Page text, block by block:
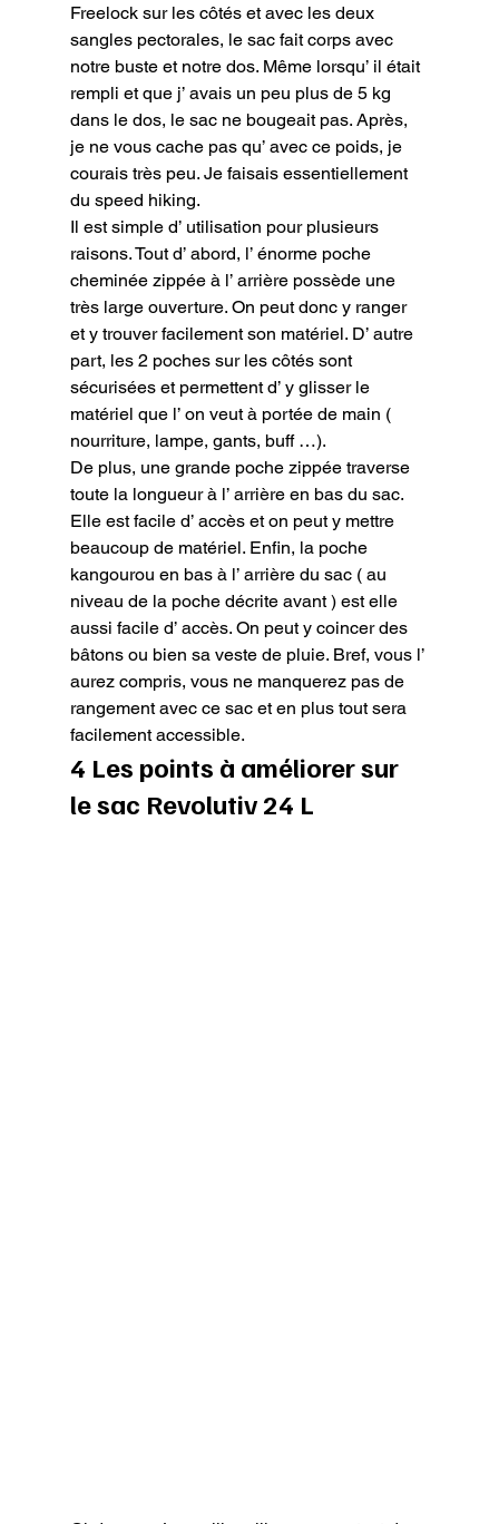
Freelock sur les côtés et avec les deux
sangles pectorales, le sac fait corps avec
notre buste et notre dos. Même lorsqu’ il était
rempli et que j’ avais un peu plus de 5 kg
dans le dos, le sac ne bougeait pas. Après,
je ne vous cache pas qu’ avec ce poids, je
courais très peu. Je faisais essentiellement
du speed hiking.
Il est simple d’ utilisation pour plusieurs
raisons. Tout d’ abord, l’ énorme poche
cheminée zippée à l’ arrière possède une
très large ouverture. On peut donc y ranger
et y trouver facilement son matériel. D’ autre
part, les 2 poches sur les côtés sont
sécurisées et permettent d’ y glisser le
matériel que l’ on veut à portée de main (
nourriture, lampe, gants, buff …).
De plus, une grande poche zippée traverse
toute la longueur à l’ arrière en bas du sac.
Elle est facile d’ accès et on peut y mettre
beaucoup de matériel. Enfin, la poche
kangourou en bas à l’ arrière du sac ( au
niveau de la poche décrite avant ) est elle
aussi facile d’ accès. On peut y coincer des
bâtons ou bien sa veste de pluie. Bref, vous l’
aurez compris, vous ne manquerez pas de
rangement avec ce sac et en plus tout sera
facilement accessible.
4 Les points à améliorer sur
le sac Revolutiv 24 L